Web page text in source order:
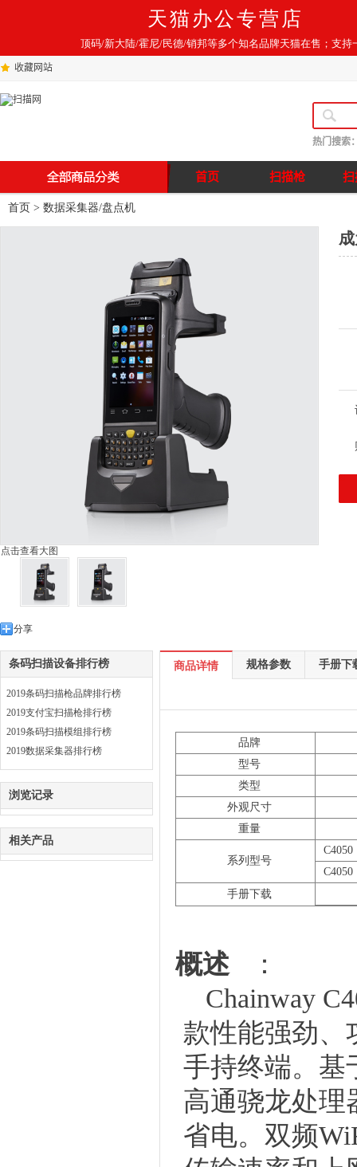
天猫办公专营店
顶码/新大陆/霍尼/民德/销邦等多个知名品牌天猫在售；支持
收藏网站
热门搜索
首页 扫描枪 扫
首页 > 数据采集器/盘点机
点击查看大图
分享
条码扫描设备排行榜
2019条码扫描枪品牌排行榜
2019支付宝扫描枪排行榜
2019条码扫描模组排行榜
2019数据采集器排行榜
浏览记录
相关产品
商品详情 规格参数 手册下
品牌
型号
类型
外观尺寸
重量
系列型号
手册下载
概述
：
Chainway
款性能强劲、
手持终端。基
高通骁龙处理
省电。双频